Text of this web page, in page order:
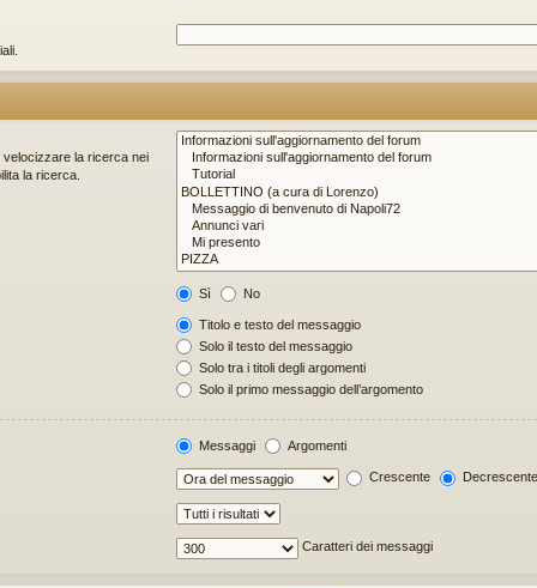
velocizzare la ricerca nei
la ricerca.
Sì No
Titolo e testo del messaggio
Solo il testo del messaggio
Solo tra i titoli degli argomenti
Solo il primo messaggio dell’argomento
Messaggi Argomenti
Crescente Decrescente
Caratteri dei messaggi